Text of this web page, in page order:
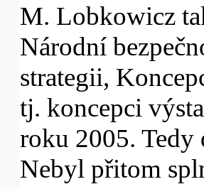
M. Lobkowicz
Národní
strategii,
tj. koncepci
roku 2005. Tedy
Nebyl přitom